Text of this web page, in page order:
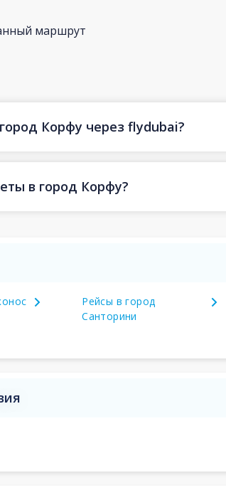
маршрут
Корфу через flydubai?
в город Корфу?
Рейсы в город
Санторини